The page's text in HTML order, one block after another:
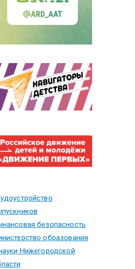
безопасность
образования
Нижегородской